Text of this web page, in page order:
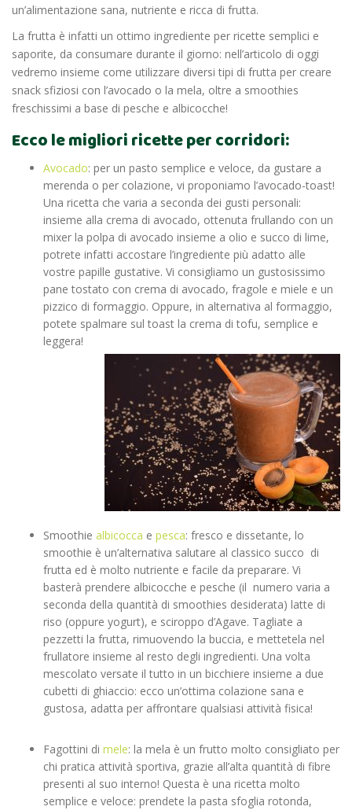
un’alimentazione sana, nutriente e ricca di frutta.
La frutta è infatti un ottimo ingrediente per ricette semplici e
saporite, da consumare durante il giorno: nell’articolo di oggi
vedremo insieme come utilizzare diversi tipi di frutta per creare
snack sfiziosi con l’avocado o la mela, oltre a smoothies
freschissimi a base di pesche e albicocche!
Ecco le migliori ricette per corridori:
Avocado: per un pasto semplice e veloce, da gustare a
merenda o per colazione, vi proponiamo l’avocado-toast!
Una ricetta che varia a seconda dei gusti personali:
insieme alla crema di avocado, ottenuta frullando con un
mixer la polpa di avocado insieme a olio e succo di lime,
potrete infatti accostare l’ingrediente più adatto alle
vostre papille gustative. Vi consigliamo un gustosissimo
pane tostato con crema di avocado, fragole e miele e un
pizzico di formaggio. Oppure, in alternativa al formaggio,
potete spalmare sul toast la crema di tofu, semplice e
leggera!
Smoothie albicocca e pesca: fresco e dissetante, lo
smoothie è un’alternativa salutare al classico succo di
frutta ed è molto nutriente e facile da preparare. Vi
basterà prendere albicocche e pesche (il numero varia a
seconda della quantità di smoothies desiderata) latte di
riso (oppure yogurt), e sciroppo d’Agave. Tagliate a
pezzetti la frutta, rimuovendo la buccia, e mettetela nel
frullatore insieme al resto degli ingredienti. Una volta
mescolato versate il tutto in un bicchiere insieme a due
cubetti di ghiaccio: ecco un’ottima colazione sana e
gustosa, adatta per affrontare qualsiasi attività fisica!
Fagottini di mele: la mela è un frutto molto consigliato per
chi pratica attività sportiva, grazie all’alta quantità di fibre
presenti al suo interno! Questa è una ricetta molto
semplice e veloce: prendete la pasta sfoglia rotonda,